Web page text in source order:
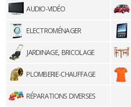
AUDIO-VIDÉO
ELECTROMÉNAGER
JARDINAGE, BRICOLAGE
PLOMBERIE-CHAUFFAGE
RÉPARATIONS DIVERSES